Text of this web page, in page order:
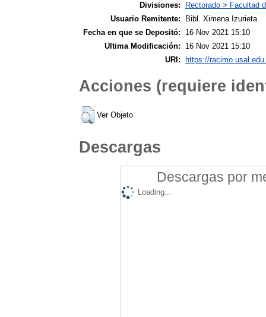
Divisiones:
Rectorado > Facultad
Usuario Remitente:
Bibl. Ximena Izurieta
Fecha en que se Depositó:
16 Nov 2021 15:10
Ultima Modificación:
16 Nov 2021 15:10
URI:
https://
Acciones (requiere
Ver Objeto
Descargas
Descargas por
Loading...